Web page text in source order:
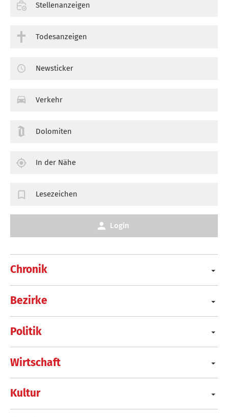
Chronik
Bezirke
Politik
Wirtschaft
Kultur
Stellenanzeigen
Todesanzeigen
Newsticker
Verkehr
Dolomiten
In der Nähe
Lesezeichen
Login